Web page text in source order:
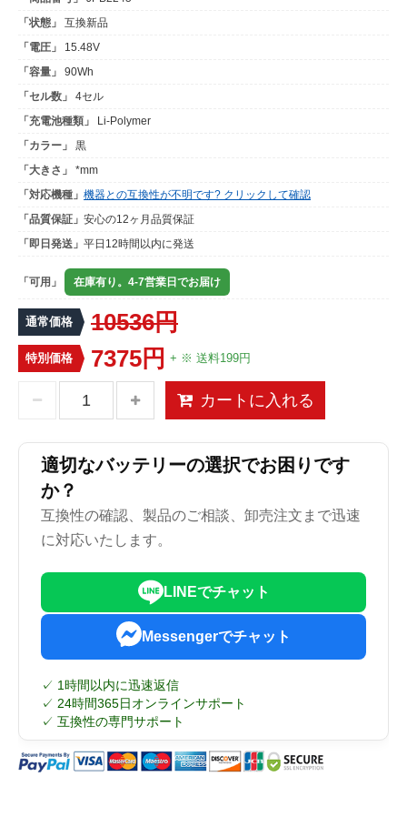
「状態」
互換新品
「電圧」
15.48V
「容量」
90Wh
「セル数」
4セル
「充電池種類」
Li-Polymer
「カラー」
黒
「大きさ」
*mm
「対応機種」 機器との互換性が不明です? クリックして確認
「品質保証」 安心の12ヶ月品質保証
「即日発送」 平日12時間以内に発送
「可用」 在庫有り。4-7営業日でお届け
通常価格 10536円
特別価格 7375円 + ※ 送料199円
カートに入れる
適切なバッテリーの選択でお困りです
か？
互換性の確認、製品のご相談、卸売注文まで迅速
に対応いたします。
LINEでチャット
Messengerでチャット
✓ 1時間以内に迅速返信
✓ 24時間365日オンラインサポート
✓ 互換性の専門サポート